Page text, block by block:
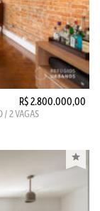
R$ 2.800.000,00
/ 2 VAGAS